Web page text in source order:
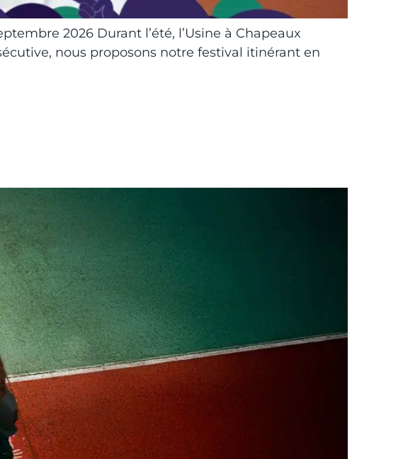
2026 Durant l’été, l’Usine à Chapeaux
nous proposons notre festival itinérant en